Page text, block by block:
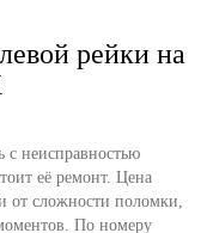
рейки на
с неисправностью
её ремонт. Цена
от сложности поломки,
По номеру